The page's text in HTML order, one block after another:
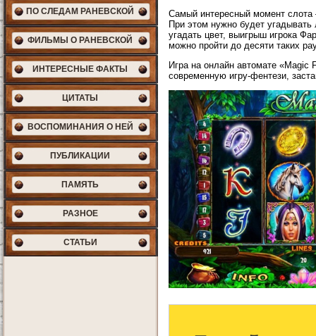
ПО СЛЕДАМ РАНЕВСКОЙ
ФИЛЬМЫ О РАНЕВСКОЙ
ИНТЕРЕСНЫЕ ФАКТЫ
ЦИТАТЫ
ВОСПОМИНАНИЯ О НЕЙ
ПУБЛИКАЦИИ
ПАМЯТЬ
РАЗНОЕ
СТАТЬИ
Самый интересный момент
При этом нужно будет угадывать
угадать цвет, выигрыш игрока
можно пройти до десяти таких
Игра на онлайн автомате
современную игру-фентези,